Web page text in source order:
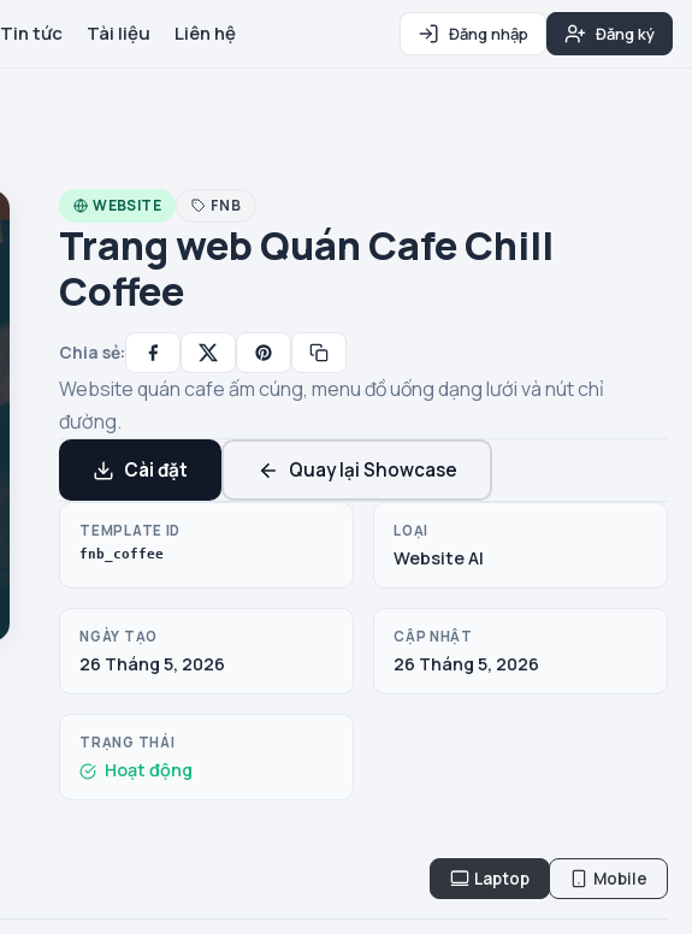
Tin tức Tài liệu Liên hệ Đăng nhập Đăng ký
WEBSITE FNB
Trang web Quán Cafe Chill
Coffee
Chia sẻ:
Website quán cafe ấm cúng, menu đồ uống dạng lưới và nút chỉ
đường.
Cài đặt Quay lại Showcase
TEMPLATE ID
fnb_coffee
LOẠI
Website AI
NGÀY TẠO
26 Tháng 5, 2026
CẬP NHẬT
26 Tháng 5, 2026
TRẠNG THÁI
Hoạt động
Laptop Mobile